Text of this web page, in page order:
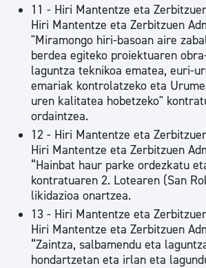
11 - Hiri Mantentze eta
Hiri Mantentze eta Zerbitzuen
"Miramongo hiri-basoan aire
berdea egiteko proiektuaren
laguntza teknikoa ematea, euri-
emariak kontrolatzeko eta
uren kalitatea hobetzeko"
ordaintzea.
12 - Hiri Mantentze eta
Hiri Mantentze eta Zerbitzuen
“Hainbat haur parke ordezkatu
kontratuaren 2. Lotearen (San
likidazioa onartzea.
13 - Hiri Mantentze eta
Hiri Mantentze eta Zerbitzuen
“Zaintza, salbamendu eta
hondartzetan eta irlan eta